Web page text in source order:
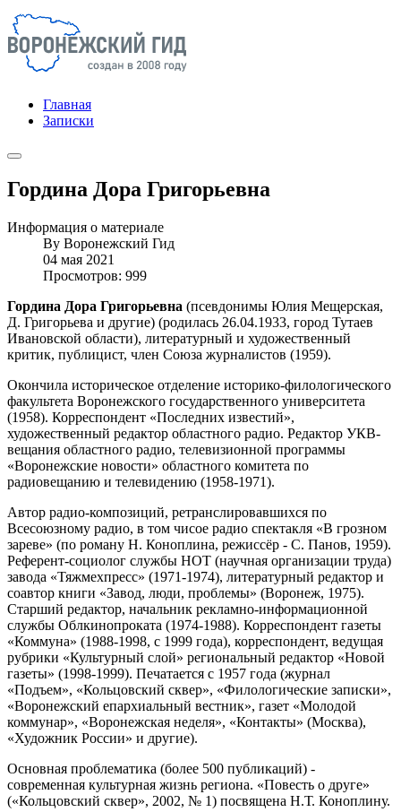
Главная
Записки
Гордина Дора Григорьевна
Информация о материале
By Воронежский Гид
04 мая 2021
Просмотров: 999
Гордина Дора Григорьевна (псевдонимы Юлия Мещерская,
Д. Григорьева и другие) (родилась 26.04.1933, город Тутаев
Ивановской области), литературный и художественный
критик, публицист, член Союза журналистов (1959).
Окончила историческое отделение историко-филологического
факультета Воронежского государственного университета
(1958). Корреспондент «Последних известий»,
художественный редактор областного радио. Редактор УКВ-
вещания областного радио, телевизионной программы
«Воронежские новости» областного комитета по
радиовещанию и телевидению (1958-1971).
Автор радио-композиций, ретранслировавшихся по
Всесоюзному радио, в том чисое радио спектакля «В грозном
зареве» (по роману Н. Коноплина, режиссёр - С. Панов, 1959).
Референт-социолог службы НОТ (научная организации труда)
завода «Тяжмехпресс» (1971-1974), литературный редактор и
соавтор книги «Завод, люди, проблемы» (Воронеж, 1975).
Старший редактор, начальник рекламно-информационной
службы Облкинопроката (1974-1988). Корреспондент газеты
«Коммуна» (1988-1998, с 1999 года), корреспондент, ведущая
рубрики «Культурный слой» региональный редактор «Новой
газеты» (1998-1999). Печатается с 1957 года (журнал
«Подъем», «Кольцовский сквер», «Филологические записки»,
«Воронежский епархиальный вестник», газет «Молодой
коммунар», «Воронежская неделя», «Контакты» (Москва),
«Художник России» и другие).
Основная проблематика (более 500 публикаций) -
современная культурная жизнь региона. «Повесть о друге»
(«Кольцовский сквер», 2002, № 1) посвящена Н.Т. Коноплину.